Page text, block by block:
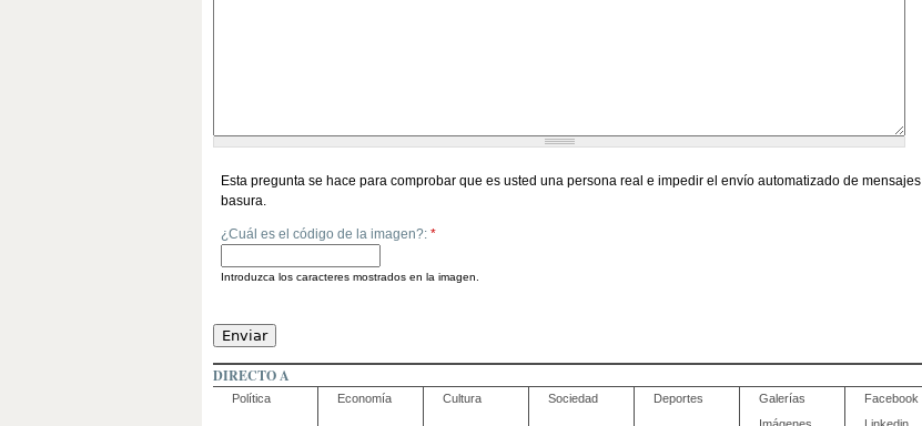
Esta pregunta se hace para comprobar que es usted una persona real e impedir el envío automatizado de mensajes
basura.
¿Cuál es el código de la imagen?: *
Introduzca los caracteres mostrados en la imagen.
DIRECTO A
Política Economía Cultura Sociedad Deportes
Galerías
Facebook